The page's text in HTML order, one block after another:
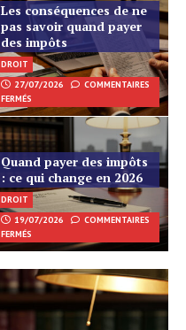
Les conséquences de ne
pas savoir quand payer
des impôts
DROIT
27/07/2026
COMMENTAIRES
FERMÉS
Quand payer des impôts
: ce qui change en 2026
DROIT
19/07/2026
COMMENTAIRES
FERMÉS